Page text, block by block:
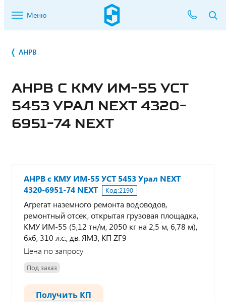
Меню
АНРВ
АНРВ С КМУ ИМ-55 УСТ
5453 УРАЛ NEXT 4320-
6951-74 NEXT
АНРВ с КМУ ИМ-55 УСТ 5453 Урал NEXT
4320-6951-74 NEXT
Код:2190
Агрегат наземного ремонта водоводов,
ремонтный отсек, открытая грузовая площадка,
КМУ ИМ-55 (5,12 тн/м, 2050 кг на 2,5 м, 6,78 м),
6х6, 310 л.с., дв. ЯМЗ, КП ZF9
Цена по запросу
Под заказ
Получить КП